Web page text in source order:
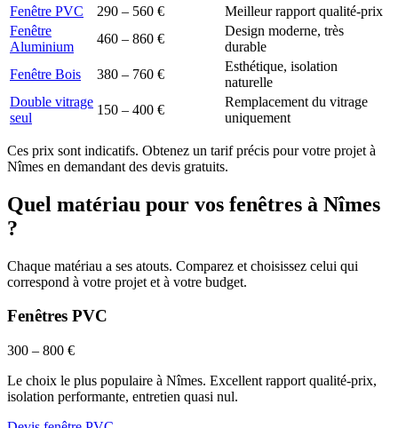
Fenêtre PVC
290 – 560 €
Meilleur rapport qualité-prix
Fenêtre
Aluminium
460 – 860 €
Design moderne, très
durable
Fenêtre Bois
380 – 760 €
Esthétique, isolation
naturelle
Double vitrage
seul
150 – 400 €
Remplacement du vitrage
uniquement
Ces prix sont indicatifs. Obtenez un tarif précis pour votre projet à
Nîmes en demandant des devis gratuits.
Quel matériau pour vos fenêtres à Nîmes
?
Chaque matériau a ses atouts. Comparez et choisissez celui qui
correspond à votre projet et à votre budget.
Fenêtres PVC
300 – 800 €
Le choix le plus populaire à Nîmes. Excellent rapport qualité-prix,
isolation performante, entretien quasi nul.